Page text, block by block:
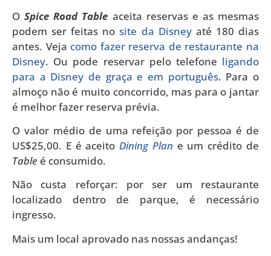
OSpice Road Table aceita reservas e as mesmas
podem ser feitas nosite da Disneyaté 180 dias
antes. Veja como fazer reserva de restaurante na
Disney. Ou pode reservar pelo telefone ligando
para a Disney de graça e em português. Para o
almoço não é muito concorrido, mas para o jantar
é melhor fazer reserva prévia.
O valor médio de uma refeição por pessoa é de
US$25,00. E é aceitoDining Plan e um crédito de
Table é consumido.
Não custa reforçar: por ser um restaurante
localizado dentro de parque, é necessário
ingresso.
Mais um local aprovado nas nossas andanças!